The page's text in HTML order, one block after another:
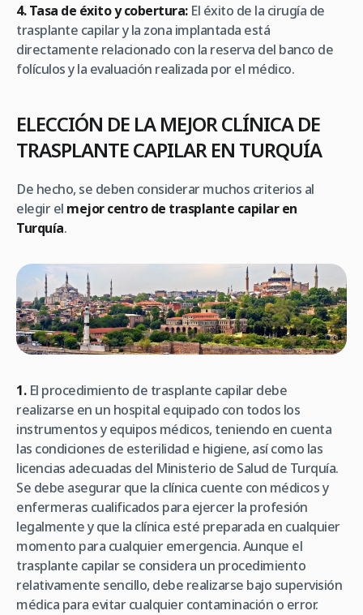
4. Tasa de éxito y cobertura:El éxito de la cirugía de
trasplante capilar y la zona implantada está
directamente relacionado con la reserva del banco de
folículos y la evaluación realizada por el médico.
ELECCIÓN DE LA MEJOR CLÍNICA DE
TRASPLANTE CAPILAR EN TURQUÍA
De hecho, se deben considerar muchos criterios al
elegir el mejor centro de trasplante capilar en
Turquía.
1.El procedimiento de trasplante capilar debe
realizarse en un hospital equipado con todos los
instrumentos y equipos médicos, teniendo en cuenta
las condiciones de esterilidad e higiene, así como las
licencias adecuadas del Ministerio de Salud de Turquía.
Se debe asegurar que la clínica cuente con médicos y
enfermeras cualificados para ejercer la profesión
legalmente y que la clínica esté preparada en cualquier
momento para cualquier emergencia. Aunque el
trasplante capilar se considera un procedimiento
relativamente sencillo, debe realizarse bajo supervisión
médica para evitar cualquier contaminación o error.